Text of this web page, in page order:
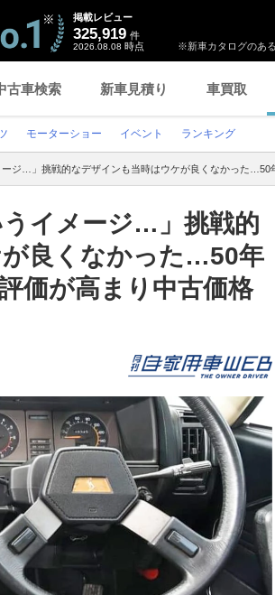
※新車カタログのあ
掲載レビュー
325,919 件
2026.08.08 時点
古車検索 新車見積り 車買取
モーターショー イベント ランキング
ージ…」挑戦的なデザインも当時はウケが良くなかった…50
うイメージ…」挑戦的
良くなかった…50年
価が高まり中古価格